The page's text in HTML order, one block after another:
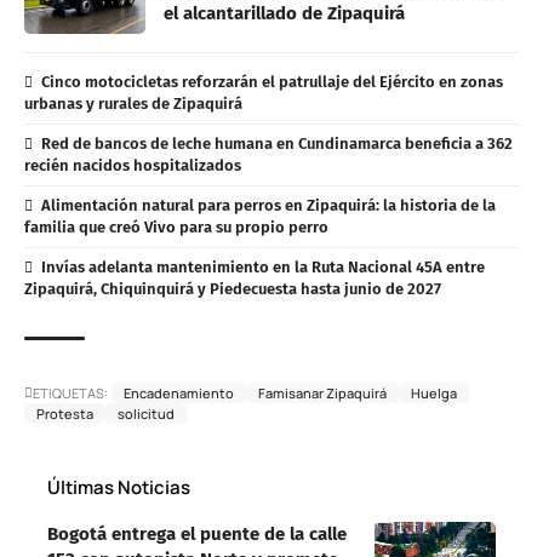
el alcantarillado de Zipaquirá
Cinco motocicletas reforzarán el patrullaje del Ejército en zonas
urbanas y rurales de Zipaquirá
Red de bancos de leche humana en Cundinamarca beneficia a 362
recién nacidos hospitalizados
Alimentación natural para perros en Zipaquirá: la historia de la
familia que creó Vivo para su propio perro
Invías adelanta mantenimiento en la Ruta Nacional 45A entre
Zipaquirá, Chiquinquirá y Piedecuesta hasta junio de 2027
ETIQUETAS: Encadenamiento Famisanar Zipaquirá
Huelga
Protesta
solicitud
Últimas Noticias
Bogotá entrega el puente de la calle